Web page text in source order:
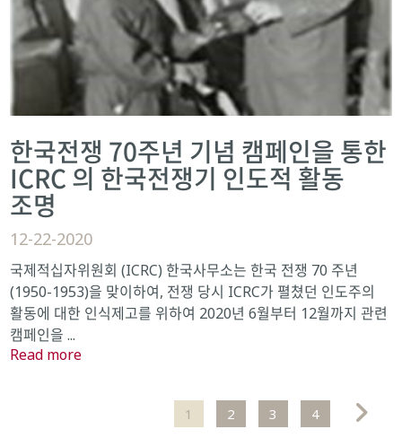
한국전쟁 70주년 기념 캠페인을 통한
ICRC 의 한국전쟁기 인도적 활동
조명
12-22-2020
국제적십자위원회 (ICRC) 한국사무소는 한국 전쟁 70 주년
(1950-1953)을 맞이하여, 전쟁 당시 ICRC가 펼쳤던 인도주의
활동에 대한 인식제고를 위하여 2020년 6월부터 12월까지 관련
캠페인을 ...
Read more
1 2 3 4